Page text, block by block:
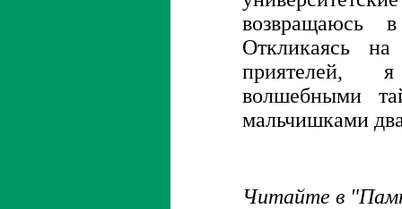
возвращаюсь
Откликаясь
приятелей,
волшебными
мальчишками
Читайте в